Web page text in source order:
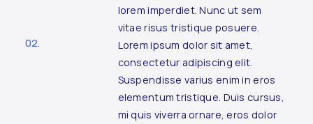
lorem imperdiet. Nunc ut sem
vitae risus tristique posuere.
02.
Lorem ipsum dolor sit amet,
consectetur adipiscing elit.
Suspendisse varius enim in eros
elementum tristique. Duis cursus,
mi quis viverra ornare, eros dolor